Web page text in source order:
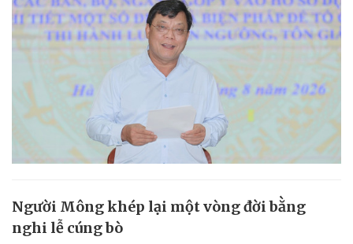
Người Mông khép lại một vòng đời bằng
nghi lễ cúng bò